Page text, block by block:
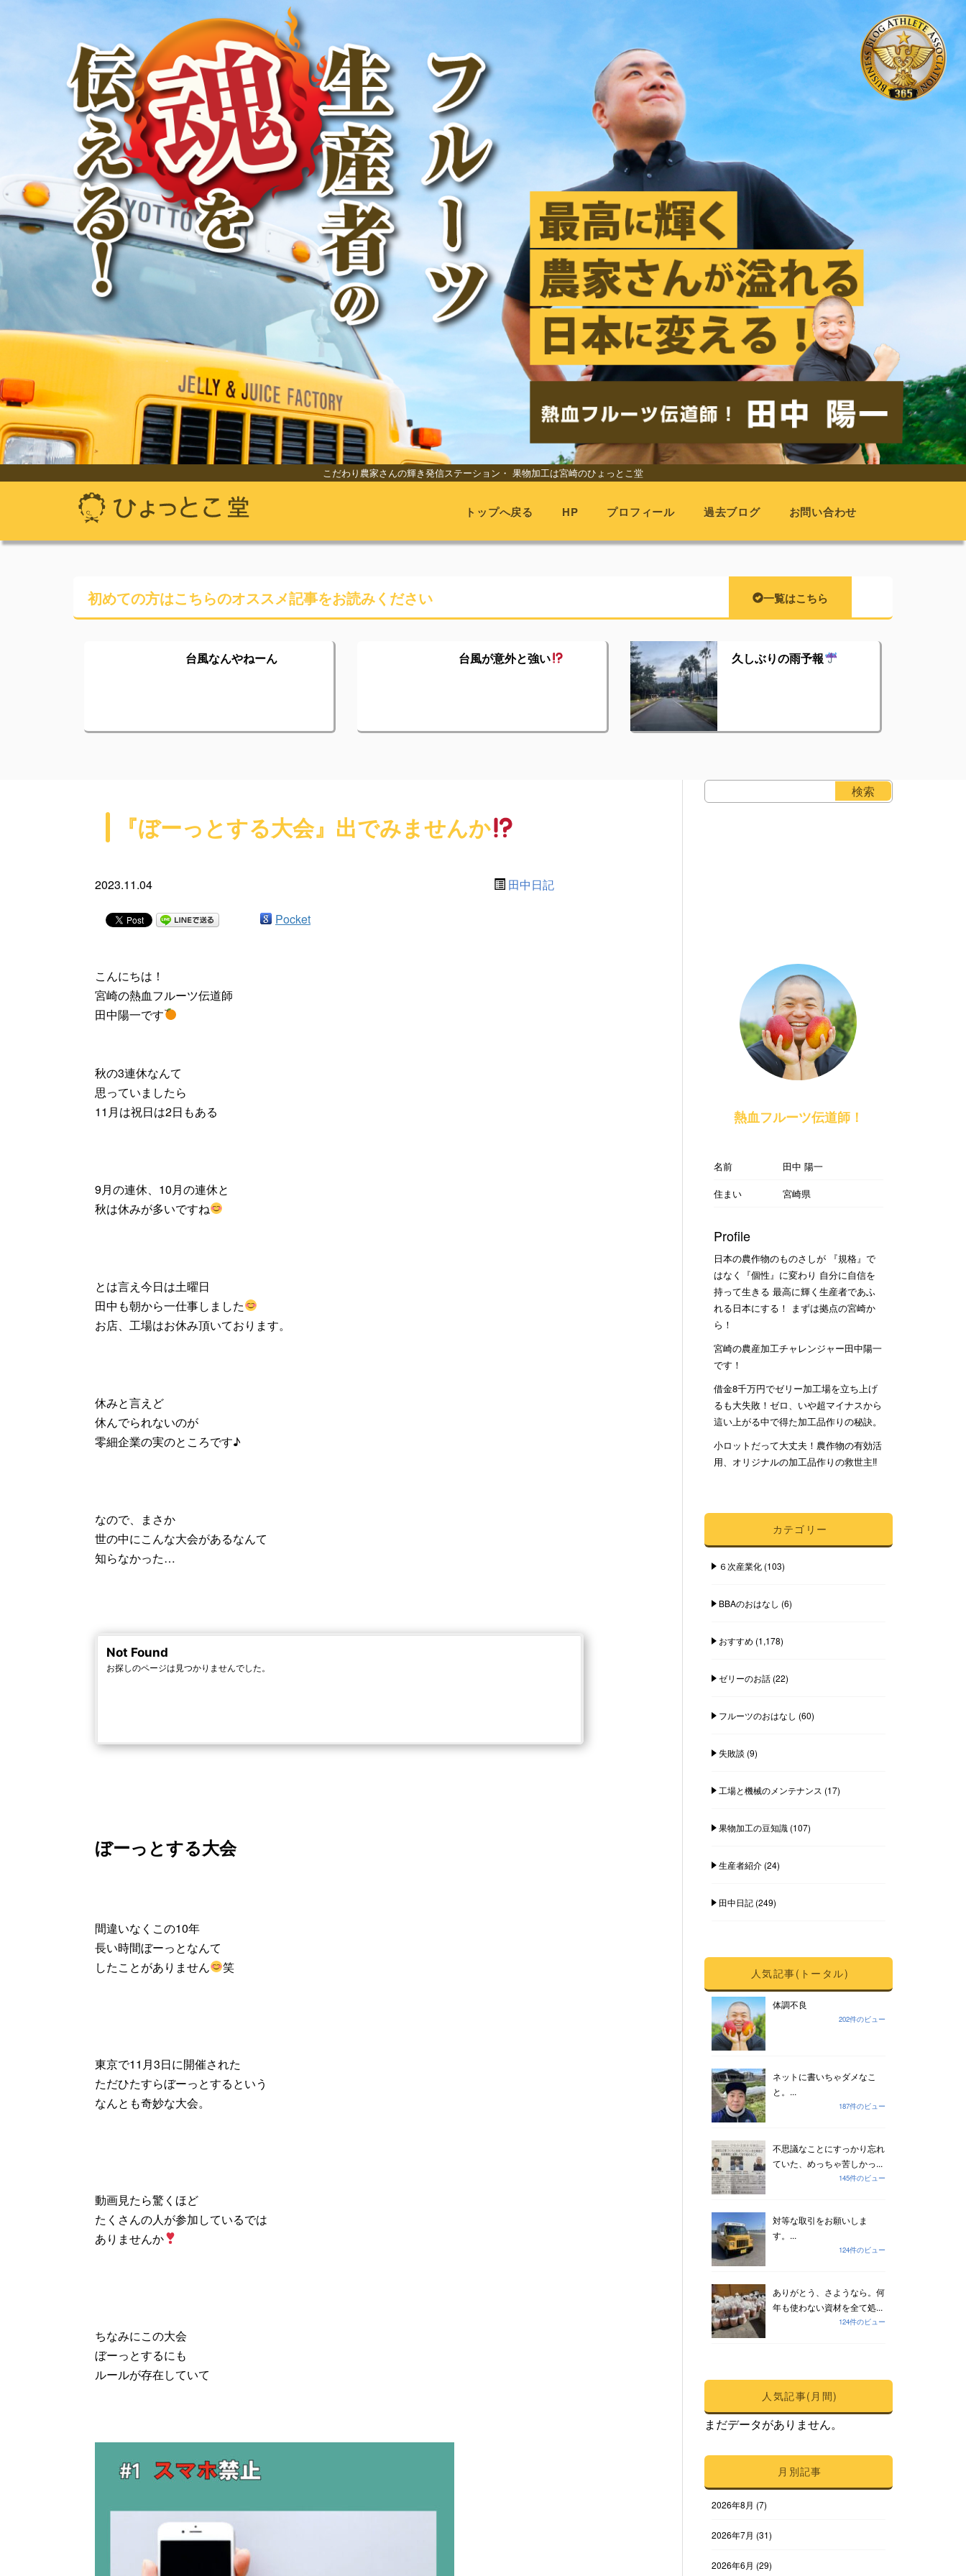
こだわり農家さんの輝き発信ステーション・ 果物加工は宮崎のひょっとこ堂
トップへ戻る HP プロフィール 過去ブログ お問い合わせ
初めての方はこちらのオススメ記事をお読みください 一覧はこちら
台風なんやねーん 台風が意外と強い 久しぶりの雨予報
『ぼーっとする大会』出でみませんか
2023.11.04 田中日記
Pocket
こんにちは！
宮崎の熱血フルーツ伝道師
田中陽一です
秋の3連休なんて
思っていましたら
11月は祝日は2日もある
9月の連休、10月の連休と
秋は休みが多いですね
とは言え今日は土曜日
田中も朝から一仕事しました
お店、工場はお休み頂いております。
休みと言えど
休んでられないのが
零細企業の実のところです♪
なので、まさか
世の中にこんな大会があるなんて
知らなかった…
ぼーっとする大会
間違いなくこの10年
長い時間ぼーっとなんて
したことがありません
笑
東京で11月3日に開催された
ただひたすらぼーっとするという
なんとも奇妙な大会。
動画見たら驚くほど
たくさんの人が参加しているでは
ありませんか
ちなみにこの大会
ぼーっとするにも
ルールが存在していて
熱血フルーツ伝道師！
名前
田中 陽一
住まい
宮崎県
Profile
日本の農作物のものさしが 『規格』で
はなく『個性』に変わり 自分に自信を
持って生きる 最高に輝く生産者であふ
れる日本にする！ まずは拠点の宮崎か
ら！
宮崎の農産加工チャレンジャー田中陽一
です！
借金8千万円でゼリー加工場を立ち上げ
るも大失敗！ゼロ、いや超マイナスから
這い上がる中で得た加工品作りの秘訣。
小ロットだって大丈夫！農作物の有効活
用、オリジナルの加工品作りの救世主‼︎
カテゴリー
６次産業化(103)
BBAのおはなし (6)
おすすめ (1,178)
ゼリーのお話(22)
フルーツのおはなし (60)
失敗談 (9)
工場と機械のメンテナンス (17)
果物加工の豆知識(107)
生産者紹介(24)
田中日記(249)
人気記事(トータル)
体調不良
202件のビュー
ネットに書いちゃダメなこ
と。...
187件のビュー
不思議なことにすっかり忘れ
ていた、めっちゃ苦しかっ...
145件のビュー
対等な取引をお願いしま
す。...
124件のビュー
ありがとう、さようなら。何
年も使わない資材を全て処...
124件のビュー
人気記事(月間)
まだデータがありません。
月別記事
2026年8月 (7)
2026年7月 (31)
2026年6月 (29)